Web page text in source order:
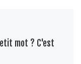
mot ? C'est